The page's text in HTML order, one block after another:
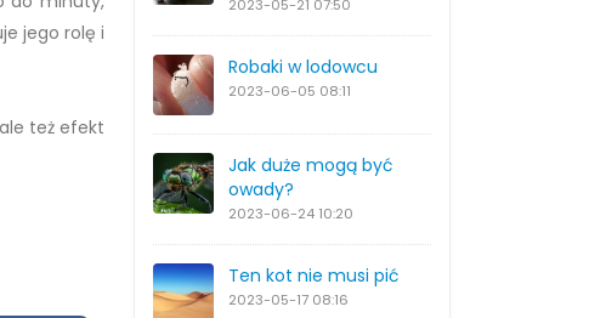
2023-05-21 07:50
Robaki w lodowcu
2023-06-05 08:11
Jak duże mogą być
owady?
2023-06-24 10:20
Ten kot nie musi pić
2023-05-17 08:16
jego rolę i
też efekt